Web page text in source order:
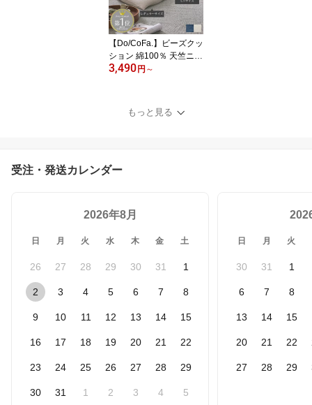
ファ【Do/CoFa.】
【Do/CoFa.】ビーズクッ
ション 綿100％ 天竺ニッ
ト生地 カバーが洗える
ョン おしゃれ 天然素材
人をダメにする 抱き枕
m
3,490 円 ～
もっと見る
受注・発送カレンダー
2026年8月
日 月 火 水 木 金 土
26 27 28 29 30 31 1
2 3 4 5 6 7 8
9 10 11 12 13 14 15
16 17 18 19 20 21 22
23 24 25 26 27 28 29
30 31 1 2 3 4 5
日 月 火
30 31 1
6 7 8
13 14 15
20 21 22
27 28 29